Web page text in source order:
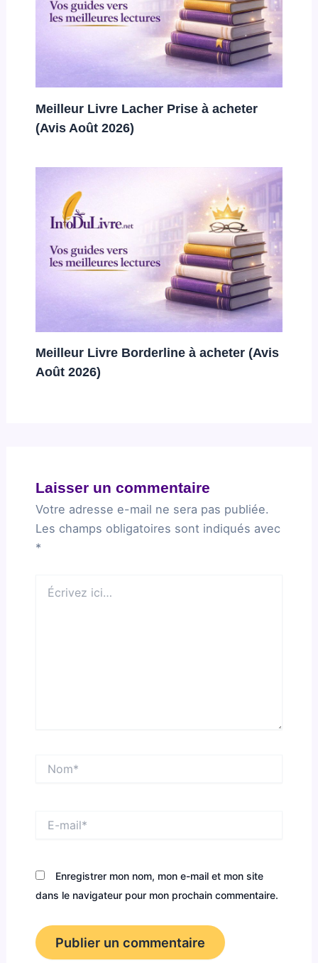
Meilleur Livre Lacher Prise à acheter
(Avis Août 2026)
Meilleur Livre Borderline à acheter (Avis
Août 2026)
Laisser un commentaire
Votre adresse e-mail ne sera pas publiée.
Les champs obligatoires sont indiqués avec
*
ici…
mail*
Enregistrer mon nom, mon e-mail et mon site
dans le navigateur pour mon prochain commentaire.